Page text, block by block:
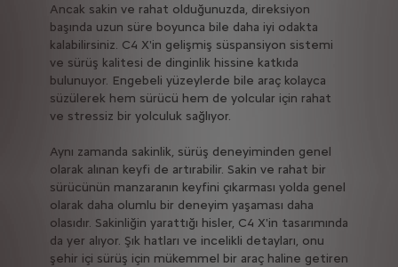
Ancak sakin ve rahat olduğunuzda, direksiyon
başında uzun süre boyunca bile daha iyi odakta
kalabilirsiniz. C4 X'in gelişmiş süspansiyon sistemi
ve sürüş kalitesi de dinginlik hissine katkıda
bulunuyor. Engebeli yüzeylerde bile araç kolayca
süzülerek hem sürücü hem de yolcular için rahat
ve stressiz bir yolculuk sağlıyor.
Aynı zamanda sakinlik, sürüş deneyiminden genel
olarak alınan keyfi de artırabilir. Sakin ve rahat bir
sürücünün manzaranın keyfini çıkarması yolda genel
olarak daha olumlu bir deneyim yaşaması daha
olasıdır. Sakinliğin yarattığı hisler, C4 X'in tasarımında
da yer alıyor. Şık hatları ve incelikli detayları, onu
şehir içi sürüş için mükemmel bir araç haline getiren